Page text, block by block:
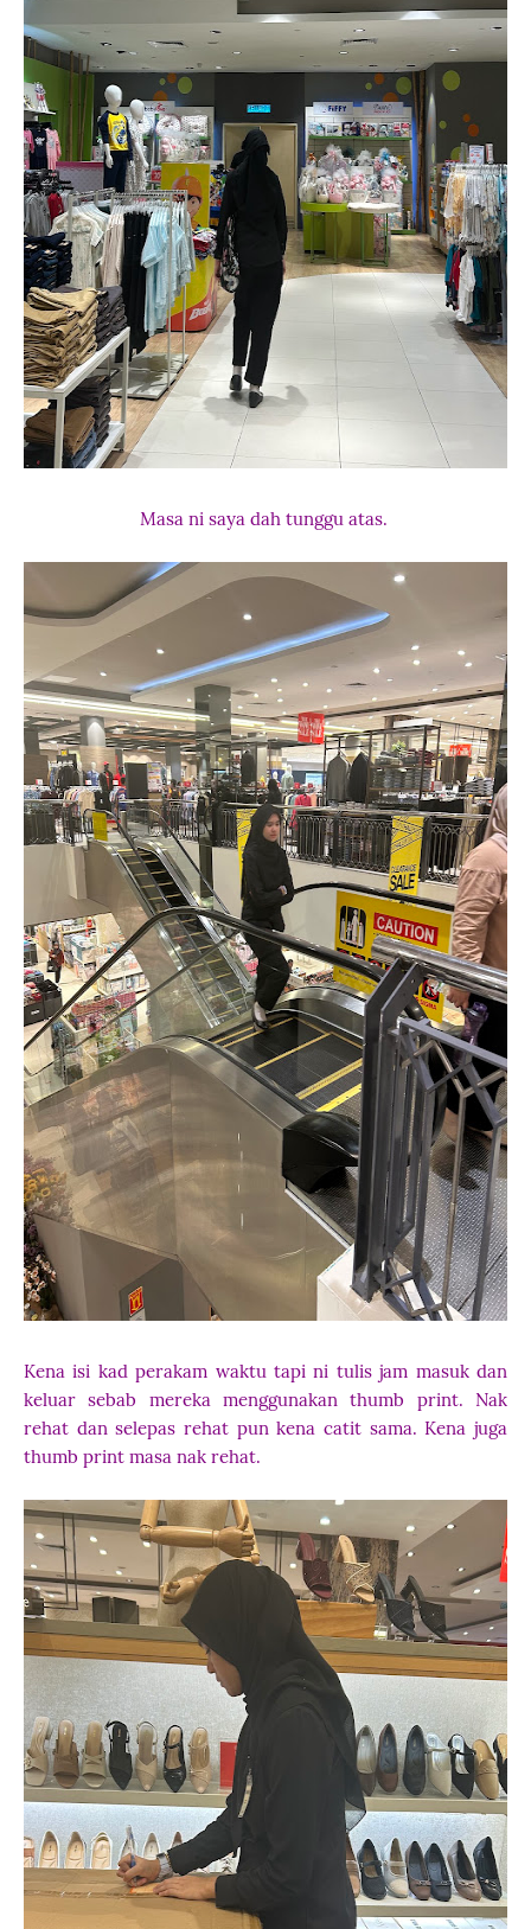
Masa ni saya dah tunggu atas.
Kena isi kad perakam waktu tapi ni tulis jam masuk dan
keluar sebab mereka menggunakan thumb print. Nak
rehat dan selepas rehat pun kena catit sama. Kena juga
thumb print masa nak rehat.